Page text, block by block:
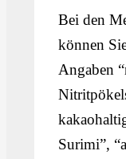
Bei den
können
Angaben
Surimi”,